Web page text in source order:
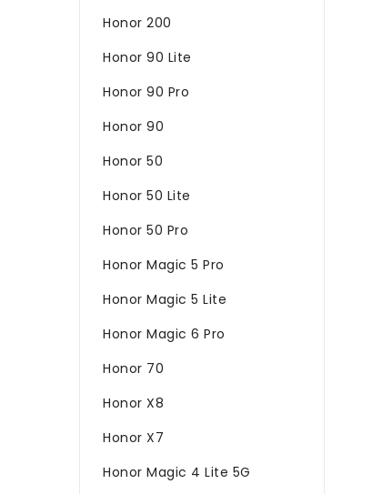
Honor 200
Honor 90 Lite
Honor 90 Pro
Honor 90
Honor 50
Honor 50 Lite
Honor 50 Pro
Honor Magic 5 Pro
Honor Magic 5 Lite
Honor Magic 6 Pro
Honor 70
Honor X8
Honor X7
Honor Magic 4 Lite 5G